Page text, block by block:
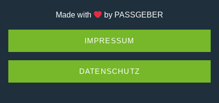
Made with by PASSGEBER
IMPRESSUM
DATENSCHUTZ